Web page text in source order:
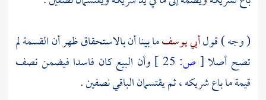
( وجه ) قولأبي يوسفما بينا أن بالاستحقاق ظهر أن القسمة لم
تصح أصلا [ ص:
وأن البيع كان فاسدا فيضمن نصف
قيمة ما باع شريكه ، ثم يقتسمان الباقي نصفين .